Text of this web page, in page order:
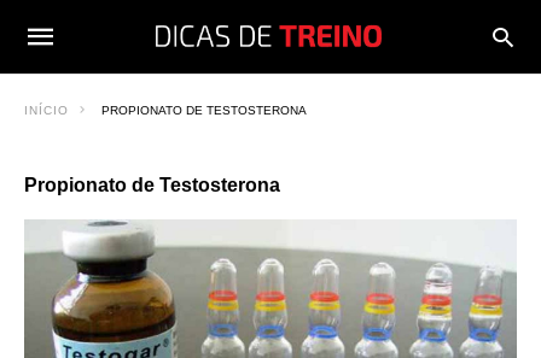
INÍCIO PROPIONATO DE TESTOSTERONA
Propionato de Testosterona